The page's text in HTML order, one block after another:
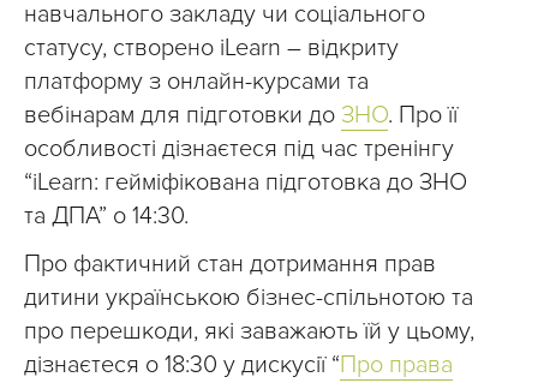
навчального закладу чи соціального
статусу, створено iLearn – відкриту
платформу з онлайн-курсами та
вебінарам для підготовки до ЗНО. Про її
особливості дізнаєтеся під час тренінгу
“iLearn: гейміфікована підготовка до ЗНО
та ДПА” о 14:30.
Про фактичний стан дотримання прав
дитини українською бізнес-спільнотою та
про перешкоди, які заважають їй у цьому,
дізнаєтеся о 18:30 у дискусії “Про права